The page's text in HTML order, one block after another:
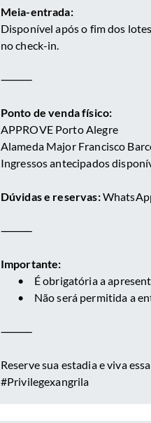
Meia-entrada:
Disponível após o fim dos
no check-in.
⸻
Ponto de venda físico:
APPROVE Porto Alegre
Alameda Major Francisco
Ingressos antecipados
Dúvidas e reservas:
⸻
Importante:
•
É obrigatória a
•
Não será permitida a
⸻
Reserve sua estadia e viva
#Privilegexangrila